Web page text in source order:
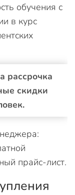
обучения с
в курс
рассрочка
скидки
прайс-лист.